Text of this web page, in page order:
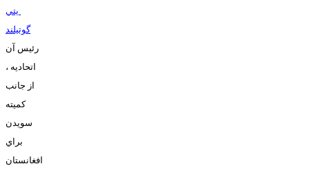
يتي
گوتيلند
رئيس آن
اتحاديه ،
از جانب
کميته
سويدن
براي
افغانستان